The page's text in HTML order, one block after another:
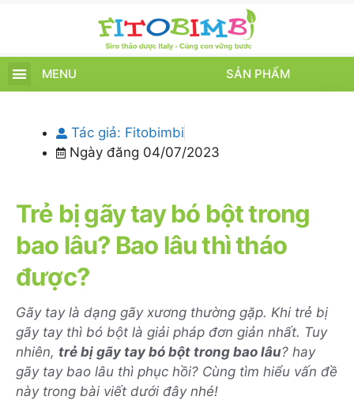
MENU SẢN PHẨM
Tác giả: Fitobimbi
Ngày đăng 04/07/2023
Trẻ bị gãy tay bó bột trong
bao lâu? Bao lâu thì tháo
được?
Gãy tay là dạng gãy xương thường gặp. Khi trẻ bị
gãy tay thì bó bột là giải pháp đơn giản nhất. Tuy
nhiên, trẻ bị gãy tay bó bột trong bao lâu? hay
gãy tay bao lâu thì phục hồi? Cùng tìm hiểu vấn đề
này trong bài viết dưới đây nhé!